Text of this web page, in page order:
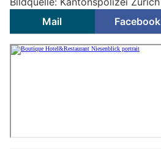
Mail
Facebook